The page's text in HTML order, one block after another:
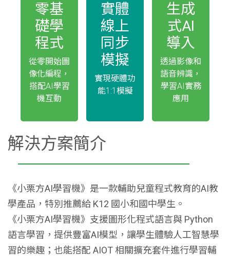
零基
礎學
程式
從零開始圖
像化編程，
搭配AI學習
機互動
實體
線上
同步
模擬
實現硬體功
能1:1模擬
生成
式AI
導入
透過影像和
語音辨識，
學習AI實務
應用
解決方案簡介
《小栗方AI學習機》是一款輔助兒童程式教育的AI教
學產品，特別推薦給 K12 國小和國中學生。
《小栗方AI學習機》支援圖形化程式語言與 Python
語言學習，提供豐富AI模型，讓學生體驗人工智慧學
習的樂趣；也能搭配 AIOT 相關擴充套件進行學習輔